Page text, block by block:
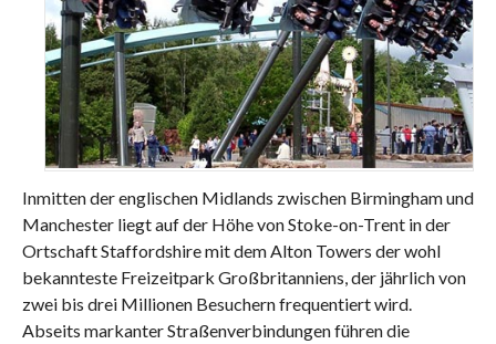
Inmitten der englischen Midlands zwischen Birmingham und
Manchester liegt auf der Höhe von Stoke-on-Trent in der
Ortschaft Staffordshire mit dem Alton Towers der wohl
bekannteste Freizeitpark Großbritanniens, der jährlich von
zwei bis drei Millionen Besuchern frequentiert wird.
Abseits markanter Straßenverbindungen führen die